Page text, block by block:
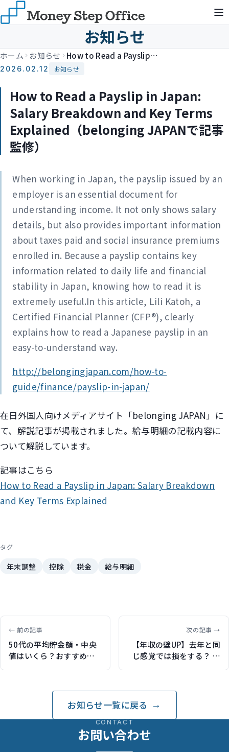
お知らせ
ホーム お知らせ How to Read a Payslip in Japan: Salary Breakdown and Key Terms Explained（belonging JAPANで記事監修）
2026.02.12 お知らせ
How to Read a Payslip in Japan:
Salary Breakdown and Key Terms
Explained（belonging JAPANで記事
監修）
When working in Japan, the payslip issued by an
employer is an essential document for
understanding income. It not only shows salary
details, but also provides important information
about taxes paid and social insurance premiums
enrolled in. Because a payslip contains key
information related to daily life and financial
stability in Japan, knowing how to read it is
extremely useful.In this article, Lili Katoh, a
Certified Financial Planner (CFP®), clearly
explains how to read a Japanese payslip in an
easy-to-understand way.
http://belongingjapan.com/how-to-
guide/finance/payslip-in-japan/
在日外国人向けメディアサイト「belonging JAPAN」に
て、解説記事が掲載されました。給与明細の記載内容に
ついて解説しています。
記事はこちら
How to Read a Payslip in Japan: Salary Breakdown
and Key Terms Explained
タグ
年末調整 控除 税金 給与明細
← 前の記事
50代の平均貯金額・中央
値はいくら？おすすめの
次の記事 →
【年収の壁UP】去年と同
じ感覚では損をする？ 年
除改正ポイント（東洋経
済オンラインで記事執
お知らせ一覧に戻る
CONTACT
お問い合わせ